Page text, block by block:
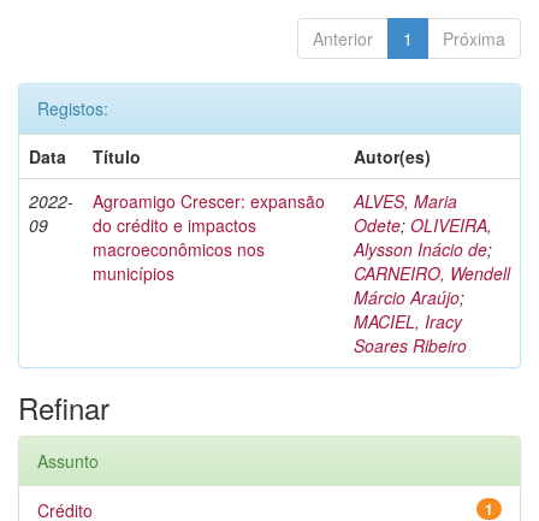
Anterior 1 Próxima
Registos:
Data
Título
Autor(es)
2022-
09
Agroamigo Crescer: expansão
do crédito e impactos
macroeconômicos nos
municípios
ALVES, Maria
Odete; OLIVEIRA,
Alysson Inácio de;
CARNEIRO, Wendell
Márcio Araújo;
MACIEL, Iracy
Soares Ribeiro
Refinar
Assunto
1
Crédito